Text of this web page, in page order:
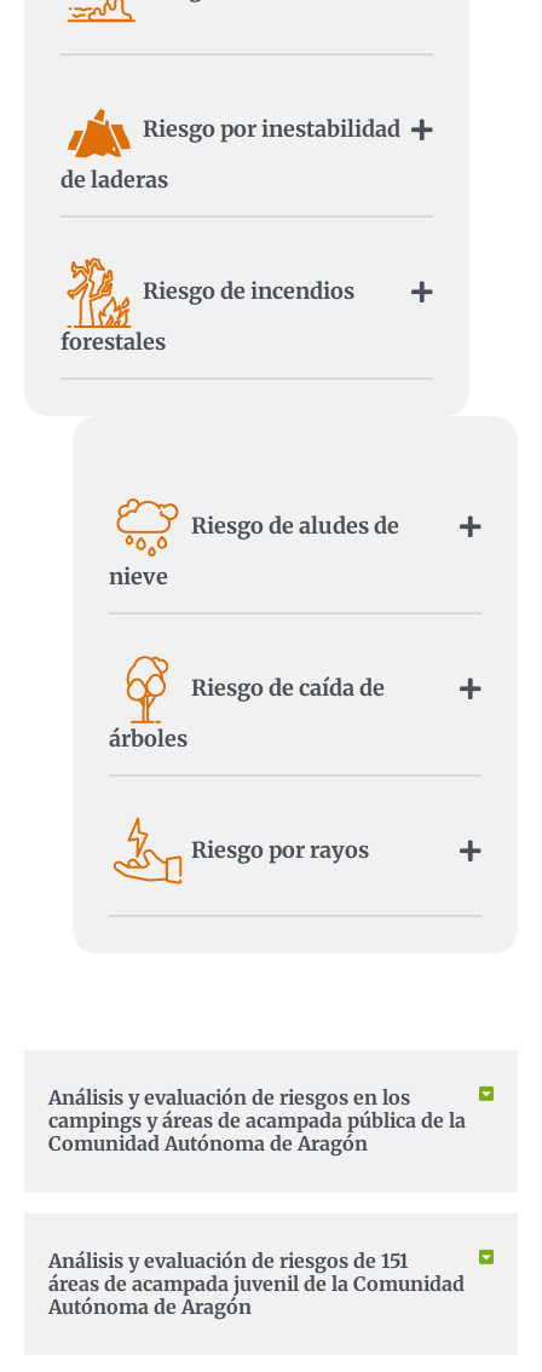
Riesgo por inestabilidad
de laderas
Riesgo de incendios
forestales
Riesgo de aludes de
nieve
Riesgo de caída de
árboles
Riesgo por rayos
Análisis y evaluación de riesgos en los
campings y áreas de acampada pública de la
Comunidad Autónoma de Aragón
Análisis y evaluación de riesgos de 151
áreas de acampada juvenil de la Comunidad
Autónoma de Aragón